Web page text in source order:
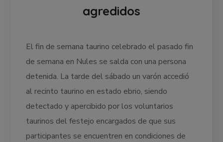
agredidos
El fin de semana taurino celebrado el pasado fin
de semana en Nules se salda con una persona
detenida. La tarde del sábado un varón accedió
al recinto taurino en estado ebrio, siendo
detectado y apercibido por los voluntarios
taurinos del festejo encargados de que sus
participantes se encuentren en condiciones de